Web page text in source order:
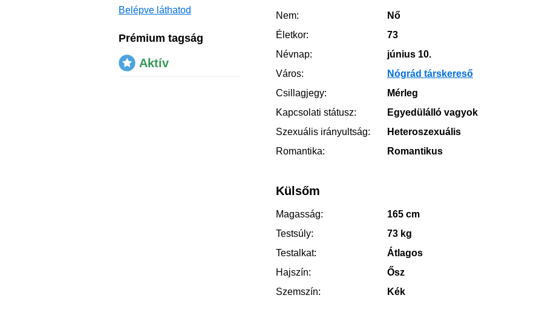
Nem:
Nő
Életkor:
73
Névnap:
június 10.
Város:
Nógrád társkereső
Csillagjegy:
Mérleg
Kapcsolati státusz:
Egyedülálló vagyok
Szexuális irányultság:
Heteroszexuális
Romantika:
Romantikus
Külsőm
Magasság:
165 cm
Testsúly:
73 kg
Testalkat:
Átlagos
Hajszín:
Ősz
Szemszín:
Kék
Belépve láthatod
Prémium tagság
Aktív